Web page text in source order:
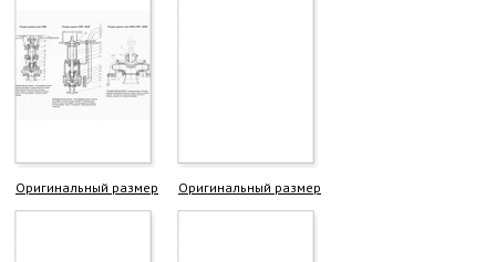
Оригинальный размер Оригинальный размер